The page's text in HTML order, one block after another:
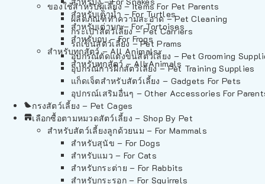
ของใช้สำหรับผู้เลี้ยง – Items For Pet Parents
ผลิตภัณฑ์ทำความสะอาด – Pet Cleaning
กระเป๋าสัตว์เลี้ยง – Pet Carriers
รถเข็นสัตว์เลี้ยง – Pet Prams
อุปกรณ์ตัดแต่งขนสัตว์เลี้ยง – Pet Grooming
อุปกรณ์การฝึกสัตว์เลี้ยง – Pet Training Supplies
แก็ดเจ็ตสำหรับสัตว์เลี้ยง – Gadgets For Pets
อุปกรณ์เสริมอื่นๆ – Other Accessories For
กรงสัตว์เลี้ยง – Pet Cages
เลือกซื้อตามหมวดสัตว์เลี้ยง – Shop By Pet
สำหรับสัตว์เลี้ยงลูกด้วยนม – For Mammals
สำหรับสุนัข – For Dogs
สำหรับแมว – For Cats
สำหรับกระต่าย – For Rabbits
สำหรับกระรอก – For Squirrels
สำหรับเต่าน้ำ – For Turtles
สำหรับเต่าบก – For Tortoises
สำหรับกบ – For Frogs
สำหรับทุกสัตว์ – All Animals
สำหรับทุกสัตว์ – All Animals